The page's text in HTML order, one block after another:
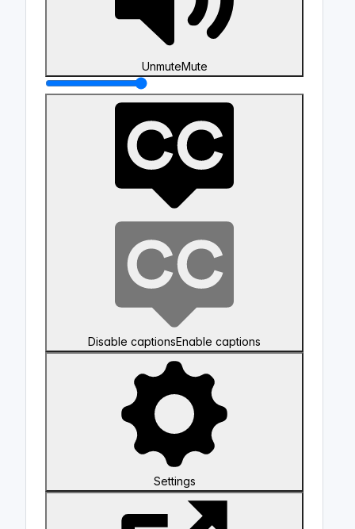
UnmuteMute
Disable captionsEnable captions
Settings